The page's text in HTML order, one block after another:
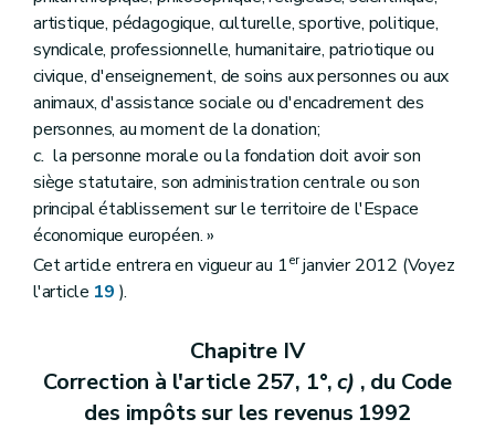
artistique, pédagogique, culturelle, sportive, politique,
syndicale, professionnelle, humanitaire, patriotique ou
civique, d'enseignement, de soins aux personnes ou aux
animaux, d'assistance sociale ou d'encadrement des
personnes, au moment de la donation;
c. la personne morale ou la fondation doit avoir son
siège statutaire, son administration centrale ou son
principal établissement sur le territoire de l'Espace
économique européen. »
Cet article entrera en vigueur au 1erjanvier 2012 (Voyez
l'article 19 ).
Chapitre IV
Correction à l'article 257, 1°,c) , du Code
des impôts sur les revenus 1992